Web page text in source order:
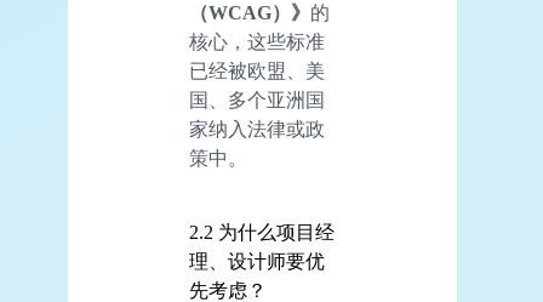
（WCAG）》 的
核心，这些标准
已经被欧盟、美
国、多个亚洲国
家纳入法律或政
策中。
2.2 为什么项目经
理、设计师要优
先考虑？